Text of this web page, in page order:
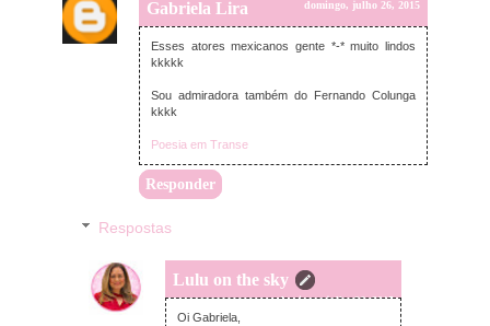
Gabriela Lira domingo, julho 26, 2015
Esses atores mexicanos gente *-* muito lindos
kkkkk
Sou admiradora também do Fernando Colunga
kkkk
Poesia em Transe
Responder
Respostas
Lulu on the sky
domingo, julho 26, 2015
Oi Gabriela,